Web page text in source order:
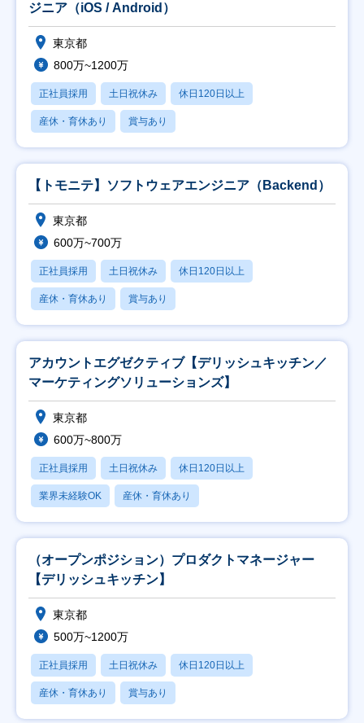
ジニア（iOS / Android）
東京都
800万~1200万
正社員採用 土日祝休み 休日120日以上
産休・育休あり 賞与あり
【トモニテ】ソフトウェアエンジニア（Backend）
東京都
600万~700万
正社員採用 土日祝休み 休日120日以上
産休・育休あり 賞与あり
アカウントエグゼクティブ【デリッシュキッチン／
マーケティングソリューションズ】
東京都
600万~800万
正社員採用 土日祝休み 休日120日以上
業界未経験OK 産休・育休あり
（オープンポジション）プロダクトマネージャー
【デリッシュキッチン】
東京都
500万~1200万
正社員採用 土日祝休み 休日120日以上
産休・育休あり 賞与あり